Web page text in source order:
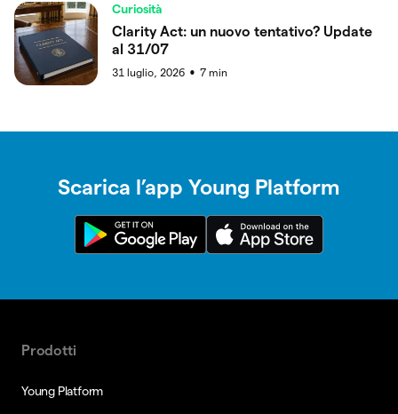
Curiosità
Clarity Act: un nuovo tentativo? Update
al 31/07
31 luglio, 2026 ● 7 min
Scarica l’app Young Platform
Prodotti
Young Platform